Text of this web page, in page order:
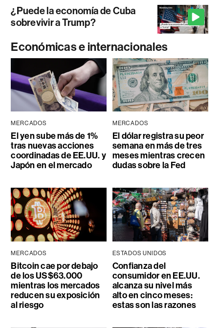
¿Puede la economía de Cuba
sobrevivir a Trump?
Económicas e internacionales
MERCADOS
El yen sube más de 1%
tras nuevas acciones
coordinadas de EE.UU. y
Japón en el mercado
MERCADOS
El dólar registra su peor
semana en más de tres
meses mientras crecen
dudas sobre la Fed
MERCADOS
Bitcoin cae por debajo
de los US$63.000
mientras los mercados
reducen su exposición
al riesgo
ESTADOS UNIDOS
Confianza del
consumidor en EE.UU.
alcanza su nivel más
alto en cinco meses:
estas son las razones